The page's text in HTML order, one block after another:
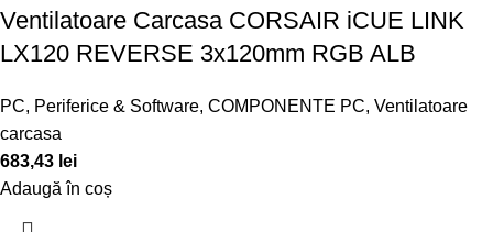
Ventilatoare Carcasa CORSAIR iCUE LINK
LX120 REVERSE 3x120mm RGB ALB
PC, Periferice & Software, COMPONENTE PC, Ventilatoare
carcasa
683,43 lei
Adaugă în coș